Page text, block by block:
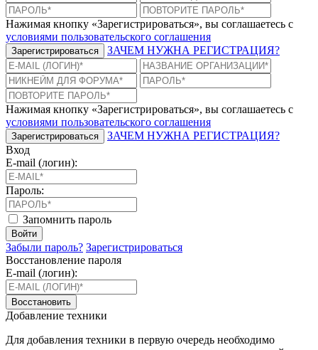
Нажимая кнопку «Зарегистрироваться», вы соглашаетесь с
условиями пользовательского соглашения
Зарегистрироваться ЗАЧЕМ НУЖНА РЕГИСТРАЦИЯ?
Нажимая кнопку «Зарегистрироваться», вы соглашаетесь с
условиями пользовательского соглашения
Зарегистрироваться
ЗАЧЕМ НУЖНА РЕГИСТРАЦИЯ?
Вход
E-mail (логин):
Пароль:
Запомнить пароль
Войти
Забыли пароль? Зарегистрироваться
Восстановление пароля
E-mail (логин):
Восстановить
Добавление техники
Для добавления техники в первую очередь необходимо